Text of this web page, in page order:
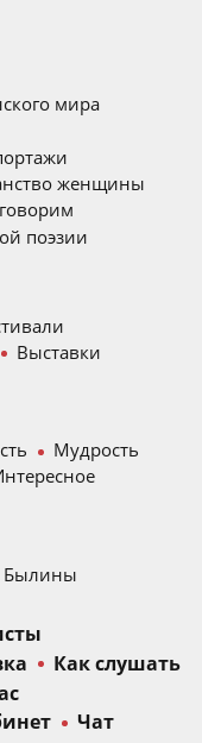
мира
женщины
поэзии
Выставки
Мудрость
Былины
Как слушать
Чат